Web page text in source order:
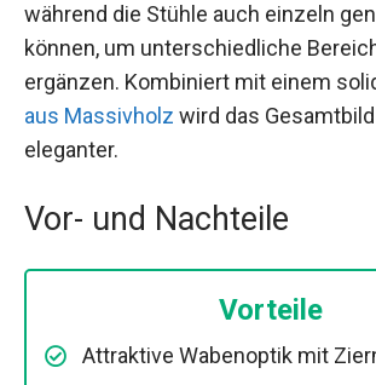
während die Stühle auch einzeln
können, um unterschiedliche
ergänzen. Kombiniert mit einem
aus Massivholz wird das
eleganter.
Vor- und Nachteile
Vorteile
Attraktive Wabenoptik mit